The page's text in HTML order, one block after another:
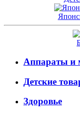
Аппараты и
Детские
Здоровье